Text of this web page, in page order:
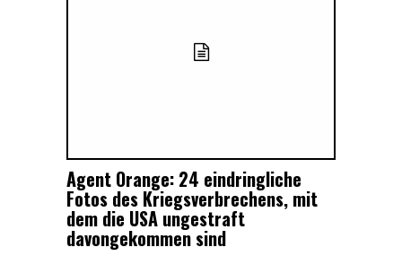
Agent Orange: 24 eindringliche
Fotos des Kriegsverbrechens, mit
dem die USA ungestraft
davongekommen sind